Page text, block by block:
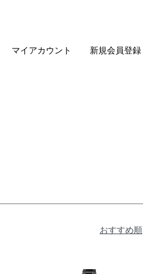
マイアカウント 新規会員登録
おすすめ順